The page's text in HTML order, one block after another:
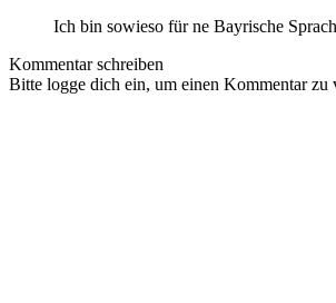
Ich bin sowieso für ne Bayrische
Kommentar schreiben
Bitte logge dich ein, um einen Kommentar zu